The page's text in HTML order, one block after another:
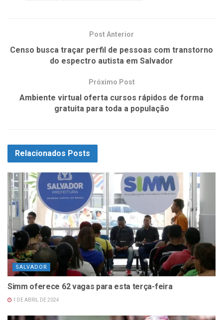
Post Anterior
Censo busca traçar perfil de pessoas com transtorno
do espectro autista em Salvador
Próximo Post
Ambiente virtual oferta cursos rápidos de forma
gratuita para toda a população
Relacionados Posts
SALVADOR
Simm oferece 62 vagas para esta terça-feira
1 DE ABRIL DE 2024